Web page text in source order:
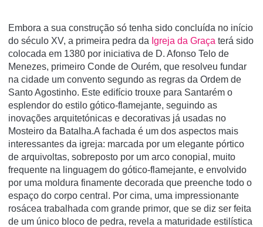
Embora a sua construção só tenha sido concluída no início
do século XV, a primeira pedra da Igreja da Graça terá sido
colocada em 1380 por iniciativa de D. Afonso Telo de
Menezes, primeiro Conde de Ourém, que resolveu fundar
na cidade um convento segundo as regras da Ordem de
Santo Agostinho. Este edifício trouxe para Santarém o
esplendor do estilo gótico-flamejante, seguindo as
inovações arquitetónicas e decorativas já usadas no
Mosteiro da Batalha.A fachada é um dos aspectos mais
interessantes da igreja: marcada por um elegante pórtico
de arquivoltas, sobreposto por um arco conopial, muito
frequente na linguagem do gótico-flamejante, e envolvido
por uma moldura finamente decorada que preenche todo o
espaço do corpo central. Por cima, uma impressionante
rosácea trabalhada com grande primor, que se diz ser feita
de um único bloco de pedra, revela a maturidade estilística